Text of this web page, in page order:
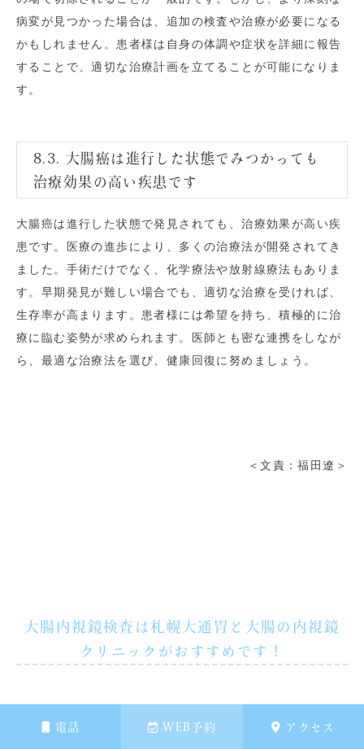
電話 WEB予約 アクセス
病変が見つかった場合は、追加の検査や治療が必要になる
かもしれません。患者様は自身の体調や症状を詳細に報告
することで、適切な治療計画を立てることが可能になりま
す。
8.3. 大腸癌は進行した状態でみつかっても
治療効果の高い疾患です
大腸癌は進行した状態で発見されても、治療効果が高い疾
患です。医療の進歩により、多くの治療法が開発されてき
ました。手術だけでなく、化学療法や放射線療法もありま
す。早期発見が難しい場合でも、適切な治療を受ければ、
生存率が高まります。患者様には希望を持ち、積極的に治
療に臨む姿勢が求められます。医師とも密な連携をしなが
ら、最適な治療法を選び、健康回復に努めましょう。
＜文責：福田遼＞
大腸内視鏡検査は札幌大通胃と大腸の内視鏡
クリニックがおすすめです！